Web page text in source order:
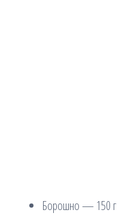
Борошно — 150 г